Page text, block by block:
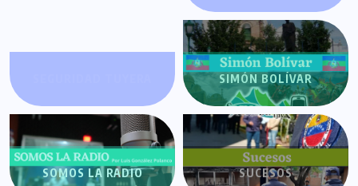
SIMÓN BOLÍVAR
SOMOS LA RADIO SUCESOS